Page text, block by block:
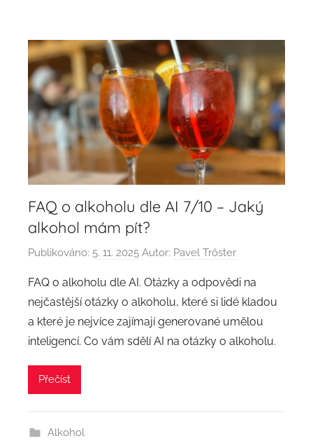
FAQ o alkoholu dle AI 7/10 – Jaký
alkohol mám pít?
Publikováno: 5. 11. 2025 Autor: Pavel Trőster
FAQ o alkoholu dle AI. Otázky a odpovědi na
nejčastější otázky o alkoholu, které si lidé kladou
a které je nejvíce zajímají generované umělou
inteligencí. Co vám sdělí AI na otázky o alkoholu.
Přečíst
Alkohol